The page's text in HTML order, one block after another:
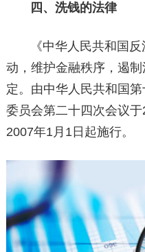
四、洗钱的法律
《中华人民共和国
动，维护金融秩序，遏
定。由中华人民共和国
委员会第二十四次会议
2007年1月1日起施行。